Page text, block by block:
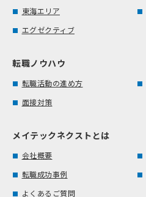
東海エリア
エグゼクティブ
転職ノウハウ
転職活動の進め方
面接対策
メイテックネクストとは
会社概要
転職成功事例
よくあるご質問